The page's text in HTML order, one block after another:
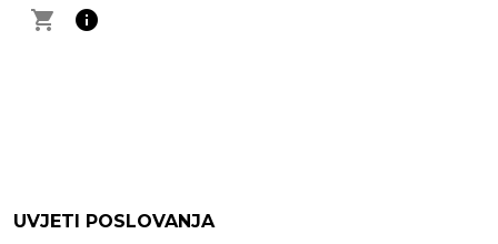
shopping_cart
info
UVJETI POSLOVANJA